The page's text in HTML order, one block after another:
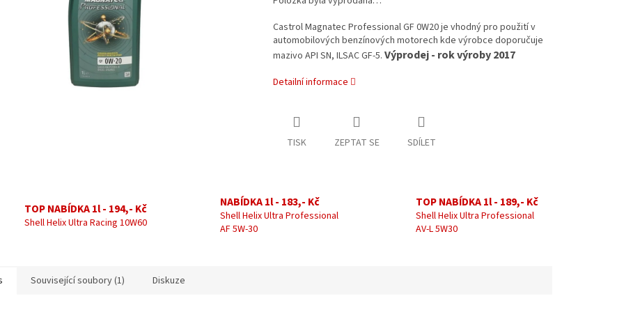
Castrol Magnatec Professional GF 0W20 je vhodný pro použití v
automobilových benzínových motorech kde výrobce doporučuje
mazivo API SN, ILSAC GF-5. Výprodej - rok výroby 2017
Detailní informace
TISK ZEPTAT SE SDÍLET
TOP NABÍDKA 1l - 194,- Kč
Shell Helix Ultra Racing 10W60
NABÍDKA 1l - 183,- Kč
Shell Helix Ultra Professional
AF 5W-30
TOP NABÍDKA 1l - 189,- Kč
Shell Helix Ultra Professional
AV-L 5W30
Související soubory (1) Diskuze